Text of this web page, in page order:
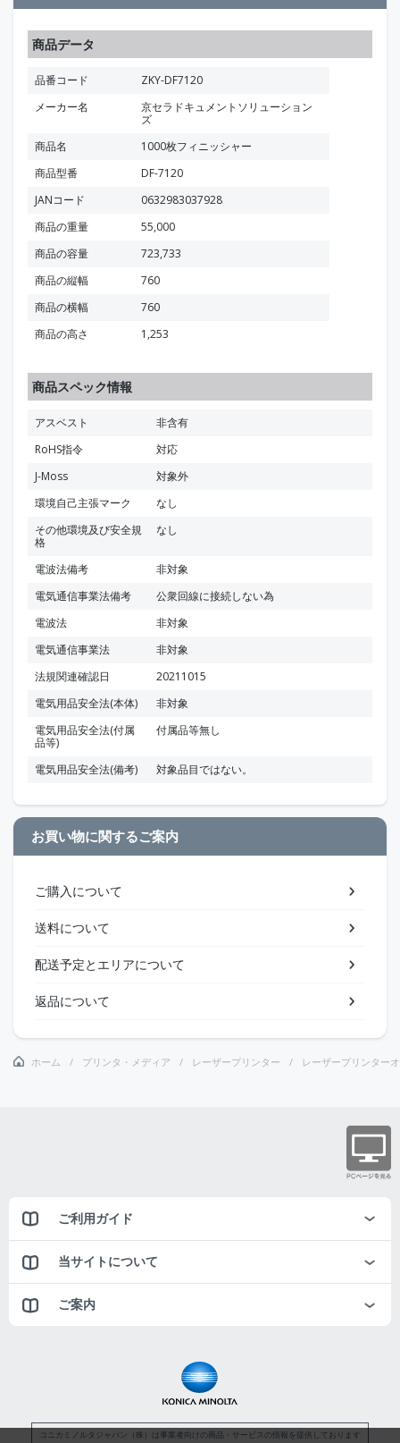
商品データ
品番コード
ZKY-DF7120
メーカー名
京セラドキュメントソリューション
ズ
商品名
1000枚フィニッシャー
商品型番
DF-7120
JANコード
0632983037928
商品の重量
55,000
商品の容量
723,733
商品の縦幅
760
商品の横幅
760
商品の高さ
1,253
商品スペック情報
アスベスト
非含有
RoHS指令
対応
J-Moss
対象外
環境自己主張マーク
なし
その他環境及び安全規
格
なし
電波法備考
非対象
電気通信事業法備考
公衆回線に接続しない為
電波法
非対象
電気通信事業法
非対象
法規関連確認日
20211015
電気用品安全法(本体)
非対象
電気用品安全法(付属
品等)
付属品等無し
電気用品安全法(備考) 対象品目ではない。
お買い物に関するご案内
ご購入について
送料について
配送予定とエリアについて
返品について
ホーム プリンタ・メディア レーザープリンター レーザープリンター
ご利用ガイド
当サイトについて
ご案内
コニカミノルタジャパン（株）は事業者向けの商品・サービスの情報を提供しております